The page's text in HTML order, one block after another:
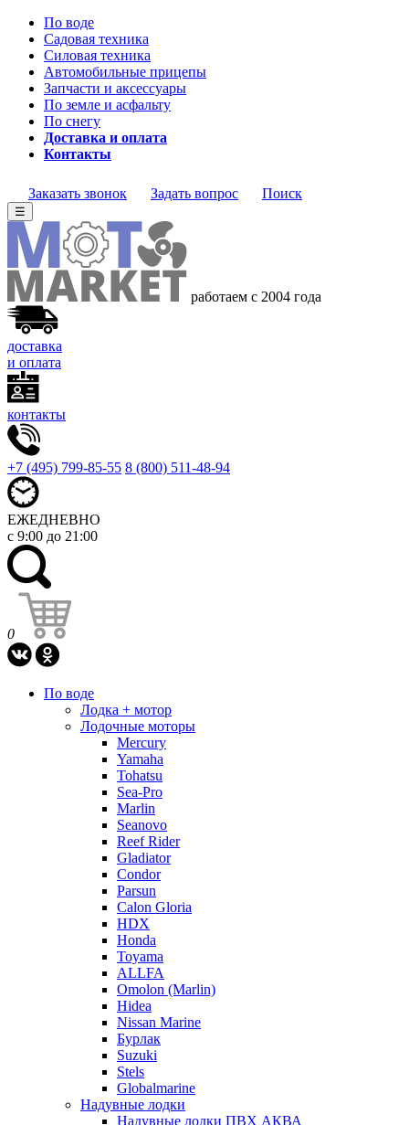
По воде
Садовая техника
Силовая техника
Автомобильные прицепы
Запчасти и аксессуары
По земле и асфальту
По снегу
Доставка и оплата
Контакты
Заказать звонок Задать вопрос Поиск
☰
работаем с 2004 года
доставка
и оплата
контакты
+7 (495) 799-85-55 8 (800) 511-48-94
ЕЖЕДНЕВНО
с 9:00 до 21:00
0
По воде
Лодка + мотор
Лодочные моторы
Mercury
Yamaha
Tohatsu
Sea-Pro
Marlin
Seanovo
Reef Rider
Gladiator
Condor
Parsun
Calon Gloria
HDX
Honda
Toyama
ALLFA
Omolon (Marlin)
Hidea
Nissan Marine
Бурлак
Suzuki
Stels
Globalmarine
Надувные лодки
Надувные лодки ПВХ АКВА